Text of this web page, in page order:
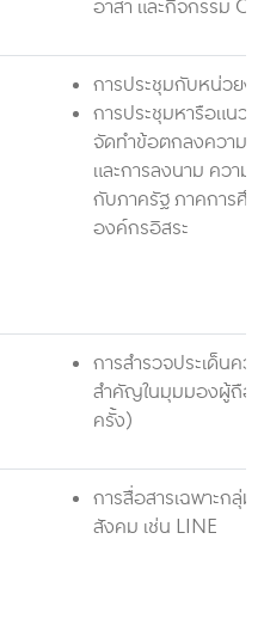
อาสา และกิจกรรม
การประชุมกับหน่วยง
การประชุมหารือแนวท
จัดทำข้อตกลงความ
และการลงนาม ความ
กับภาครัฐ ภาคการศึก
องค์กรอิสระ
การสำรวจประเด็นคว
สำคัญในมุมมองผู้ถือ
ครั้ง)
การสื่อสารเฉพาะกลุ่ม
สังคม เช่น LINE